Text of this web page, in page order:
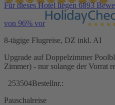
Für dieses Hotel liegen 6893
von 96% vor
8-tägige Flugreise, DZ inkl. AI
Upgrade auf Doppelzimmer
Zimmer) - nur solange der Vorrat
253504Bestellnr.:
Pauschalreise